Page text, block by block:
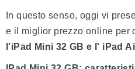
In questo senso, oggi vi
e il miglior prezzo online per
l'iPad Mini 32 GB e l' iPad